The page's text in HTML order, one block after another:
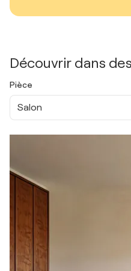
Découvrir dans
Pièce
Salon